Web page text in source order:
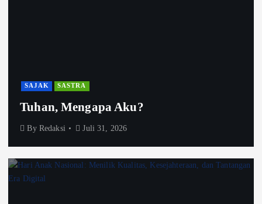
SAJAK SASTRA
Tuhan, Mengapa Aku?
By Redaksi Juli 31, 2026